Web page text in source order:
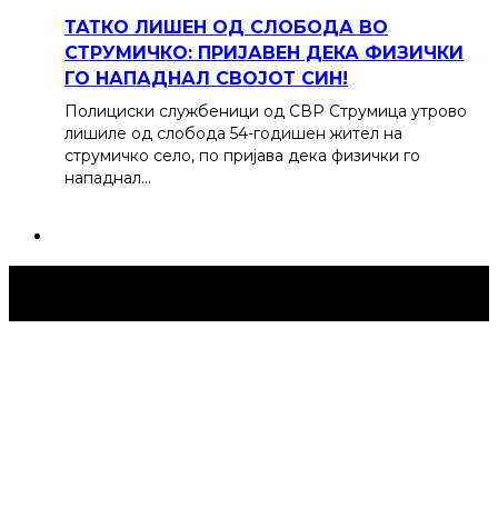
ТАТКО ЛИШЕН ОД СЛОБОДА ВО
СТРУМИЧКО: ПРИЈАВЕН ДЕКА ФИЗИЧКИ
ГО НАПАДНАЛ СВОЈОТ СИН!
Полициски службеници од СВР Струмица утрово
лишиле од слобода 54-годишен жител на
струмичко село, по пријава дека физички го
нападнал…